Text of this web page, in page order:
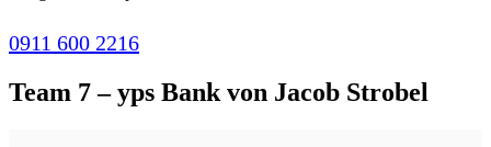
0911 600 2216
Team 7 – yps Bank von Jacob Strobel